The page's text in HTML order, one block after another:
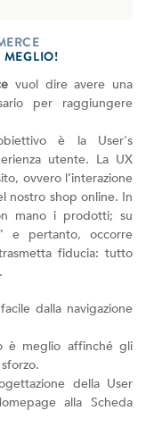
vuol dire avere una
per raggiungere
è la User's
utente. La UX
ovvero l’interazione
nostro shop online. In
mano i prodotti; su
e pertanto, occorre
fiducia: tutto
dalla navigazione
è meglio affinché gli
della User
alla Scheda